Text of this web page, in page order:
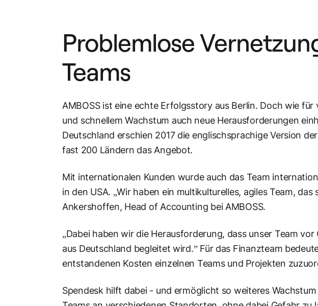
Problemlose
Teams
AMBOSS ist eine echte Erfolgsstory aus Berlin. Doch wie
und schnellem Wachstum auch neue Herausforderungen
Deutschland erschien 2017 die englischsprachige Version
fast 200 Ländern das Angebot.
Mit internationalen Kunden wurde auch das Team
in den USA. „Wir haben ein multikulturelles, agiles Team,
Ankershoffen, Head of Accounting bei AMBOSS.
„Dabei haben wir die Herausforderung, dass unser Team
aus Deutschland begleitet wird.” Für das Finanzteam
entstandenen Kosten einzelnen Teams und Projekten
Spendesk hilft dabei - und ermöglicht so weiteres